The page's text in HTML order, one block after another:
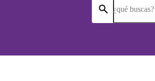
¿qué buscas?